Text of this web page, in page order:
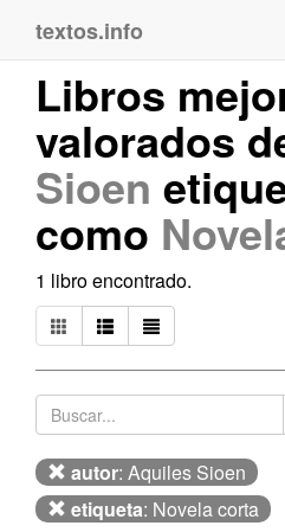
textos.info
Libros
valorados
Sioen
como
1 libro encontrado.
autor: Aquiles Sioen
etiqueta: Novela corta